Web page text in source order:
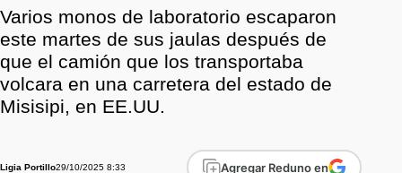
Varios monos de laboratorio escaparon
este martes de sus jaulas después de
que el camión que los transportaba
volcara en una carretera del estado de
Misisipi, en EE.UU.
Ligia Portillo29/10/2025 8:33 Agregar Reduno en